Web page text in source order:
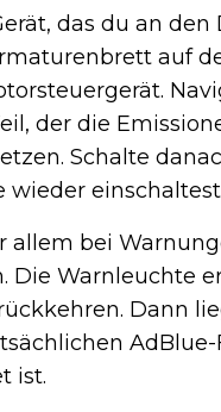
das du an
auf
der die
Schalte
wieder
allem bei
Die Warnleuchte
Dann
ist.